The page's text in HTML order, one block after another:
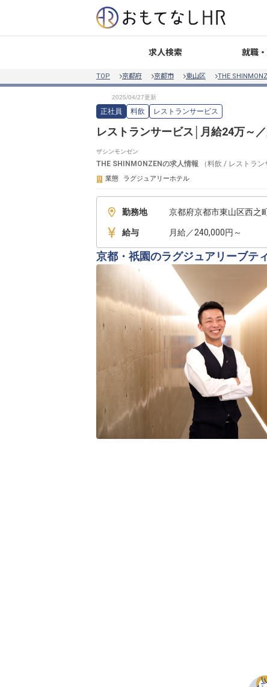
求人検索 就職
TOP 京都府 京都市 東山区 THE
正社員 料飲 レストランサービス
レストランサービス│月給24万～
ザシンモンゼン
THE SHINMONZENの求人情報 （料飲 / レストラン
業態 ラグジュアリーホテル
勤務地 京都府京都市東山区西之
給与 月給／240,000円～
京都・祇園のラグジュアリーブテ